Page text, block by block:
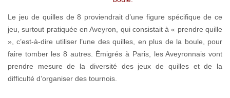
Le jeu de quilles de 8 proviendrait d’une figure spécifique de ce
jeu, surtout pratiquée en Aveyron, qui consistait à « prendre quille
», c’est-à-dire utiliser l’une des quilles, en plus de la boule, pour
faire tomber les 8 autres. Émigrés à Paris, les Aveyronnais vont
prendre mesure de la diversité des jeux de quilles et de la
difficulté d’organiser des tournois.